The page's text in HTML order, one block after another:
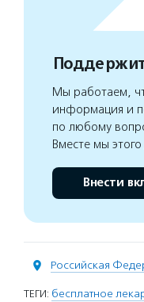
Мы работаем,
информация и
по любому
Вместе мы
Внести
Российская
ТЕГИ: бесплатное